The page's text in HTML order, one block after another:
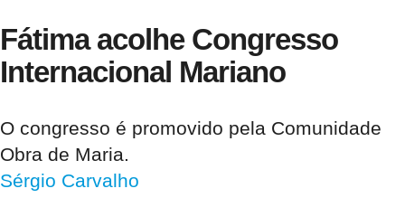
Fátima acolhe Congresso
Internacional Mariano
O congresso é promovido pela Comunidade
Obra de Maria.
Sérgio Carvalho